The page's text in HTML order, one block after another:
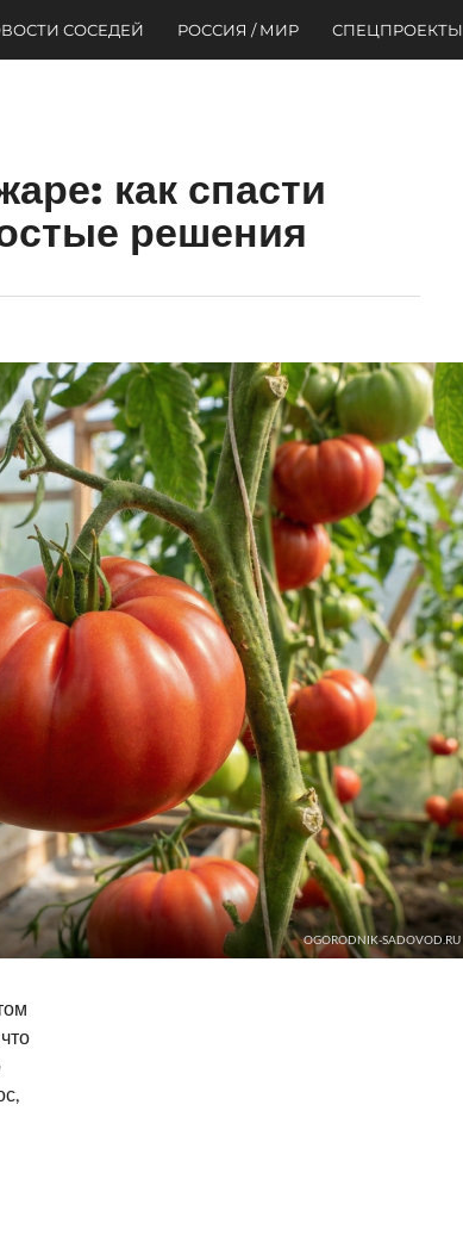
СОСЕДЕЙ РОССИЯ / МИР СПЕЦПРОЕКТЫ
как спасти
решения
OGORODNIK-SADOVOD.RU